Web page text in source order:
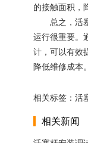
的接触面积，
总之， 活
运行很重要。
计，可以有效
降低维修成本。
相关标签： 活
相关新闻